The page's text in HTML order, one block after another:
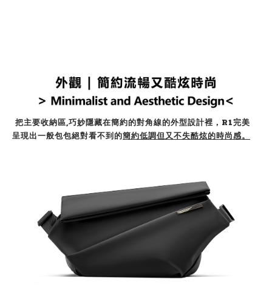
把主要收納區,巧妙隱藏在簡約的對角線的外型設計裡，R1完美
呈現出一般包包絕對看不到的簡約低調但又不失酷炫的時尚感。